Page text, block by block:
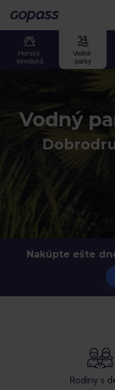
Gopass
Horské
strediská
Vodné
parky
Vodný
Nakúpte ešte
Rodiny s